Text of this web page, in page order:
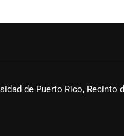
de Puerto Rico, Recinto